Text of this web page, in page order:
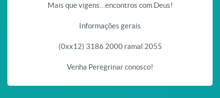
Mais que vigens…encontros com Deus!
Informações gerais
(0xx12) 3186 2000 ramal 2055
Venha Peregrinar conosco!